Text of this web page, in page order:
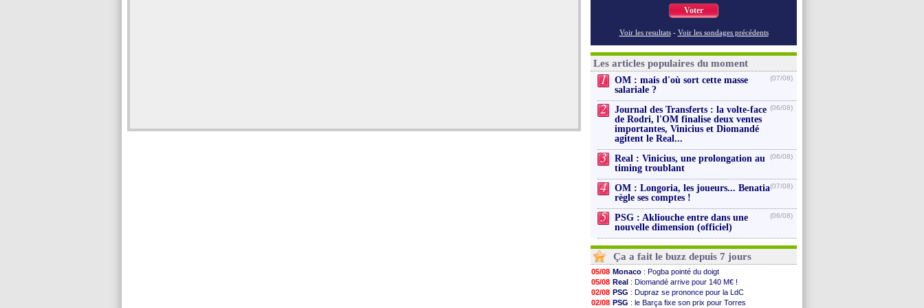
Voter
Voir les resultats - Voir les sondages précédents
Les articles populaires du moment
1
OM : mais d'où sort cette masse
salariale ?
(07/08)
2
Journal des Transferts : la volte-face
de Rodri, l'OM finalise deux ventes
importantes, Vinicius et Diomandé
agitent le Real...
(06/08)
3
Real : Vinicius, une prolongation au
timing troublant
(06/08)
4
OM : Longoria, les joueurs... Benatia
règle ses comptes !
(07/08)
5
PSG : Akliouche entre dans une
nouvelle dimension (officiel)
(06/08)
Ça a fait le buzz depuis 7 jours
05/08 Monaco : Pogba pointé du doigt
05/08 Real : Diomandé arrive pour 140 M€ !
02/08 PSG : Dupraz se prononce pour la LdC
02/08 PSG : le Barça fixe son prix pour Torres